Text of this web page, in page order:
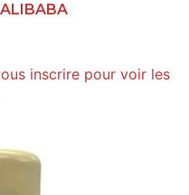
inscrire pour voir les